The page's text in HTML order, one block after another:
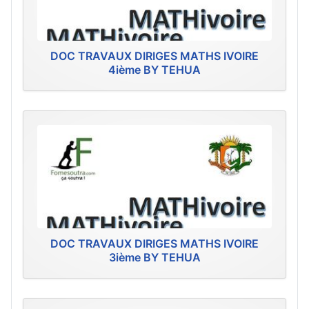
DOC TRAVAUX DIRIGES MATHS IVOIRE
4ième BY TEHUA
DOC TRAVAUX DIRIGES MATHS IVOIRE
3ième BY TEHUA